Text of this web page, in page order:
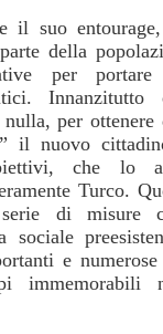
il suo
della
per
Innanzitutto
per ottenere
il nuovo
che lo
Turco.
di misure
sociale
e
immemorabili